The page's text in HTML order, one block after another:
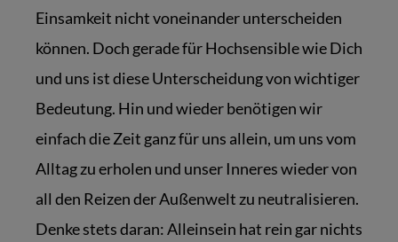
Einsamkeit nicht voneinander unterscheiden
können. Doch gerade für Hochsensible wie Dich
und uns ist diese Unterscheidung von wichtiger
Bedeutung. Hin und wieder benötigen wir
einfach die Zeit ganz für uns allein, um uns vom
Alltag zu erholen und unser Inneres wieder von
all den Reizen der Außenwelt zu neutralisieren.
Denke stets daran: Alleinsein hat rein gar nichts